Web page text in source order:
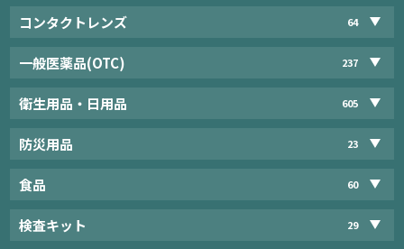
コンタクトレンズ 64
一般医薬品(OTC) 237
衛生用品・日用品 605
防災用品 23
食品 60
検査キット 29